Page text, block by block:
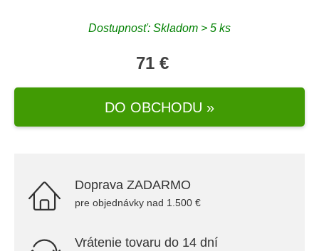
Dostupnosť: Skladom > 5 ks
71 €
DO OBCHODU »
Doprava ZADARMO
pre objednávky nad 1.500 €
Vrátenie tovaru do 14 dní